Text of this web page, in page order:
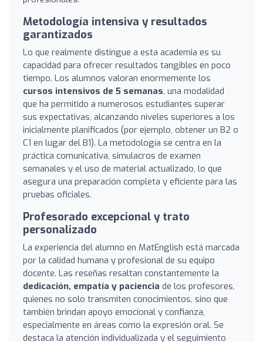
Metodología intensiva y resultados
garantizados
Lo que realmente distingue a esta academia es su
capacidad para ofrecer resultados tangibles en poco
tiempo. Los alumnos valoran enormemente los
cursos intensivos de 5 semanas, una modalidad
que ha permitido a numerosos estudiantes superar
sus expectativas, alcanzando niveles superiores a los
inicialmente planificados (por ejemplo, obtener un B2 o
C1 en lugar del B1). La metodología se centra en la
práctica comunicativa, simulacros de examen
semanales y el uso de material actualizado, lo que
asegura una preparación completa y eficiente para las
pruebas oficiales.
Profesorado excepcional y trato
personalizado
La experiencia del alumno en MatEnglish está marcada
por la calidad humana y profesional de su equipo
docente. Las reseñas resaltan constantemente la
dedicación, empatía y paciencia de los profesores,
quienes no solo transmiten conocimientos, sino que
también brindan apoyo emocional y confianza,
especialmente en áreas como la expresión oral. Se
destaca la atención individualizada y el seguimiento